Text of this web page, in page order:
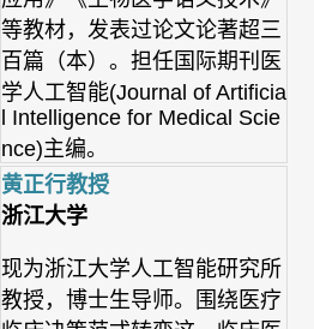
等教材，发表过论文论著超三
百篇（本）。担任国际期刊医
学人工智能(Journal of Artificia
l Intelligence for Medical Scie
nce)主编。
黄正行教授
浙江大学
现为浙江大学人工智能研究所
教授，博士生导师。围绕医疗